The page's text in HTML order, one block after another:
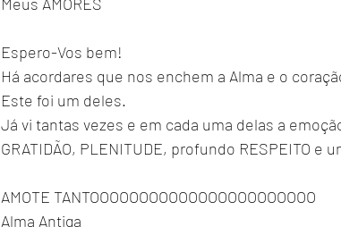
Espero-Vos bem!
Há acordares que nos enchem a Alma e o
Este foi um deles.
Já vi tantas vezes e em cada uma delas a
GRATIDÃO, PLENITUDE, profundo RESPEITO e
AMOTE TANTOOOOOOOOOOOOOOOOOOOOOOO
Alma Antiga